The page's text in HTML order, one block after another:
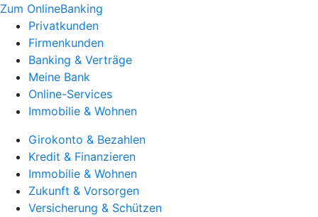
Zum OnlineBanking
Privatkunden
Firmenkunden
Banking & Verträge
Meine Bank
Online-Services
Immobilie & Wohnen
Girokonto & Bezahlen
Kredit & Finanzieren
Immobilie & Wohnen
Zukunft & Vorsorgen
Versicherung & Schützen